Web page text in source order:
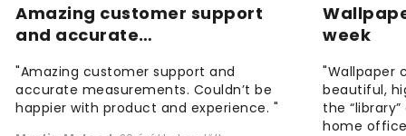
Amazing customer support
and accurate…
"Amazing customer support and
accurate measurements. Couldn’t be
happier with product and experience. "
week
"Wallpaper
beautiful,
the
home